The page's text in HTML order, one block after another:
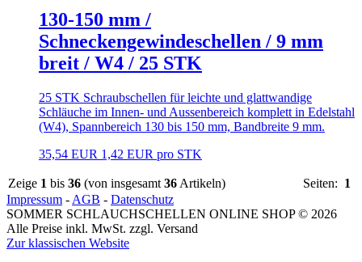
130-150 mm /
Schneckengewindeschellen / 9 mm
breit / W4 / 25 STK
25 STK Schraubschellen für leichte und glattwandige
Schläuche im Innen- und Aussenbereich komplett in Edelstahl
(W4), Spannbereich 130 bis 150 mm, Bandbreite 9 mm.
35,54 EUR 1,42 EUR pro STK
Zeige 1 bis 36 (von insgesamt 36 Artikeln) Seiten: 1
Impressum - AGB - Datenschutz
SOMMER SCHLAUCHSCHELLEN ONLINE SHOP © 2026
Alle Preise inkl. MwSt. zzgl. Versand
Zur klassischen Website